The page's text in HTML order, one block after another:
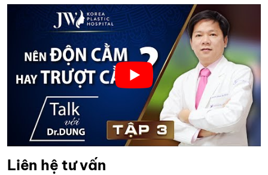
Liên hệ tư vấn